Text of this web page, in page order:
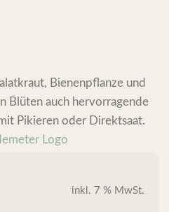
Bienenpflanze und
Blüten auch hervorragende
Pikieren oder Direktsaat.
inkl. 7 % MwSt.